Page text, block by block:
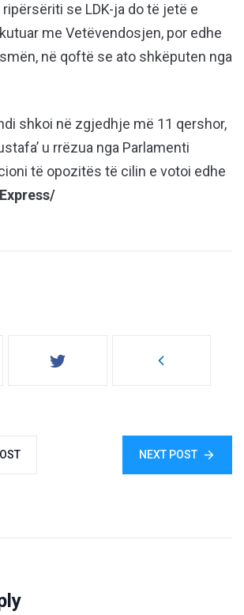
se LDK-ja do të jetë e
me Vetëvendosjen, por edhe
në qoftë se ato shkëputen nga
shkoi në zgjedhje më 11 qershor,
u rrëzua nga Parlamenti
të opozitës të cilin e votoi edhe
NEXT POST